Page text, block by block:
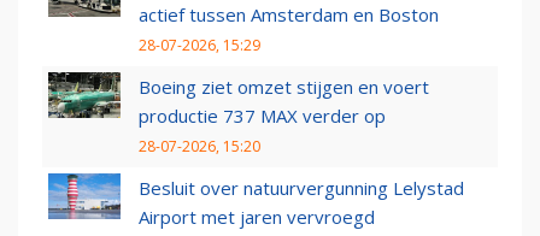
actief tussen Amsterdam en Boston
28-07-2026, 15:29
Boeing ziet omzet stijgen en voert
productie 737 MAX verder op
28-07-2026, 15:20
Besluit over natuurvergunning Lelystad
Airport met jaren vervroegd